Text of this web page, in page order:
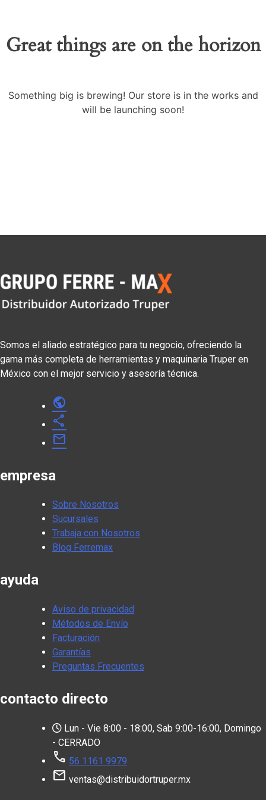
Great things are on the horizon
Something big is brewing! Our store is in the works and
will be launching soon!
Somos el aliado estratégico para tu negocio, ofreciendo la
gama más completa de herramientas y maquinaria Truper en
México con el mejor servicio y asesoría técnica.
public
share
mail
empresa
Sobre Nosotros
Sucursales
Trabaja con Nosotros
Blog Ferremax
ayuda
Aviso de privacidad
Métodos de Envío
Facturación
Garantías
Preguntas Frecuentes
contacto directo
Lun - Vie 8:00 - 18:00, Sab 9:00-16:00, Domingo
- CERRADO
call 56 1161 9979
mail ventas@distribuidortruper.mx